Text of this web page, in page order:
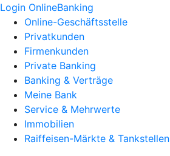
Login OnlineBanking
Online-Geschäftsstelle
Privatkunden
Firmenkunden
Private Banking
Banking & Verträge
Meine Bank
Service & Mehrwerte
Immobilien
Raiffeisen-Märkte & Tankstellen